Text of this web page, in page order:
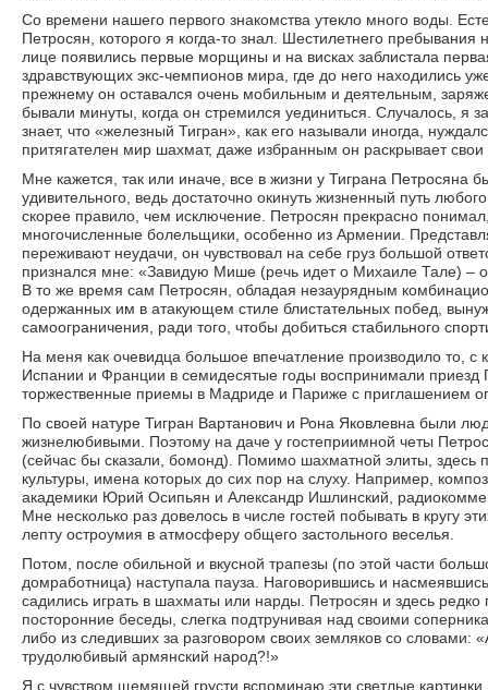
Со времени нашего первого знакомства утекло много воды.
Петросян, которого я когда-то знал. Шестилетнего
лице появились первые морщины и на висках заблистала
здравствующих экс-чемпионов мира, где до него находились
прежнему он оставался очень мобильным и деятельным,
бывали минуты, когда он стремился уединиться. Случалось, я
знает, что «железный Тигран», как его называли иногда,
притягателен мир шахмат, даже избранным он раскрывает
Мне кажется, так или иначе, все в жизни у Тиграна Петросяна
удивительного, ведь достаточно окинуть жизненный путь
скорее правило, чем исключение. Петросян прекрасно
многочисленные болельщики, особенно из Армении.
переживают неудачи, он чувствовал на себе груз большой
признался мне: «Завидую Мише (речь идет о Михаиле Тале) –
В то же время сам Петросян, обладая незаурядным
одержанных им в атакующем стиле блистательных побед,
самоограничения, ради того, чтобы добиться стабильного
На меня как очевидца большое впечатление производило то,
Испании и Франции в семидесятые годы воспринимали приезд
торжественные приемы в Мадриде и Париже с приглашением
По своей натуре Тигран Вартанович и Рона Яковлевна были
жизнелюбивыми. Поэтому на даче у гостеприимной четы
(сейчас бы сказали, бомонд). Помимо шахматной элиты, здесь
культуры, имена которых до сих пор на слуху. Например,
академики Юрий Осипьян и Александр Ишлинский,
Мне несколько раз довелось в числе гостей побывать в кругу
лепту остроумия в атмосферу общего застольного веселья.
Потом, после обильной и вкусной трапезы (по этой части
домработница) наступала пауза. Наговорившись и
садились играть в шахматы или нарды. Петросян и здесь
посторонние беседы, слегка подтрунивая над своими
либо из следивших за разговором своих земляков со словами:
трудолюбивый армянский народ?!»
Я с чувством щемящей грусти вспоминаю эти светлые